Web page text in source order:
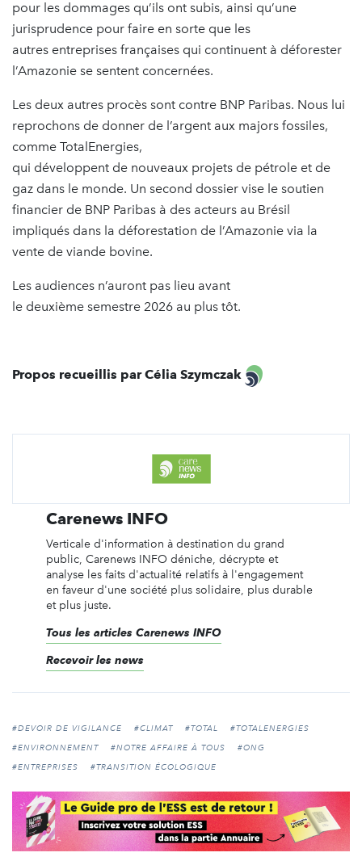
pour les dommages qu’ils ont subis, ainsi qu’une
jurisprudence pour faire en sorte que les
autres entreprises françaises qui continuent à déforester
l’Amazonie se sentent concernées.
Les deux autres procès sont contre BNP Paribas. Nous lui
reprochons de donner de l’argent aux majors fossiles,
comme TotalEnergies,
qui développent de nouveaux projets de pétrole et de
gaz dans le monde. Un second dossier vise le soutien
financier de BNP Paribas à des acteurs au Brésil
impliqués dans la déforestation de l’Amazonie via la
vente de viande bovine.
Les audiences n’auront pas lieu avant
le deuxième semestre 2026 au plus tôt.
Propos recueillis par Célia Szymczak
Carenews INFO
Verticale d'information à destination du grand
public, Carenews INFO déniche, décrypte et
analyse les faits d'actualité relatifs à l'engagement
en faveur d'une société plus solidaire, plus durable
et plus juste.
Tous les articles Carenews INFO
Recevoir les news
#DEVOIR DE VIGILANCE #CLIMAT #TOTAL
#TOTALENERGIES
#ENVIRONNEMENT
#NOTRE AFFAIRE À TOUS
#ONG
#ENTREPRISES
#TRANSITION ÉCOLOGIQUE